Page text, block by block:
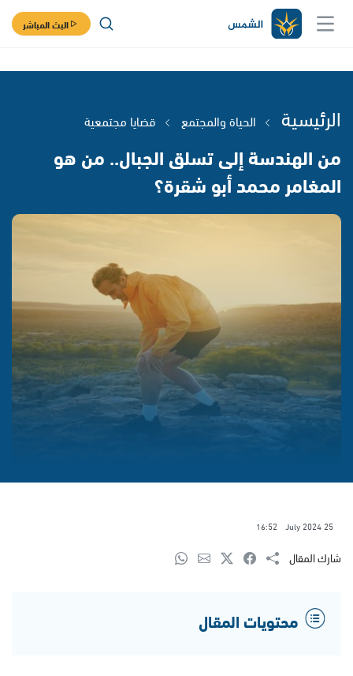
البث المباشر
الرئيسية الحياة والمجتمع قضايا مجتمعية
من الهندسة إلى تسلق الجبال.. من هو
المغامر محمد أبو شقرة؟
25 July 2024
16:52
شارك المقال
محتويات المقال